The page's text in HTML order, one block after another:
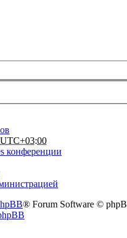
UTC+03:00
конференции
® Forum Software ©